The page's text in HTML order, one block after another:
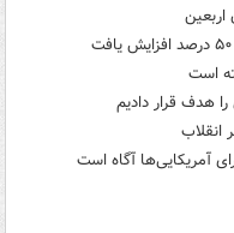
است
هدف قرار دادیم
آمریکایی‌ها آگاه است